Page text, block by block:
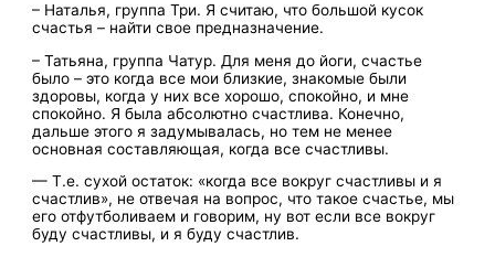
– Наталья, группа Три. Я считаю, что большой кусок
счастья – найти свое предназначение.
– Татьяна, группа Чатур. Для меня до йоги, счастье
было – это когда все мои близкие, знакомые были
здоровы, когда у них все хорошо, спокойно, и мне
спокойно. Я была абсолютно счастлива. Конечно,
дальше этого я задумывалась, но тем не менее
основная составляющая, когда все счастливы.
— Т.е. сухой остаток: «когда все вокруг счастливы и я
счастлив», не отвечая на вопрос, что такое счастье, мы
его отфутболиваем и говорим, ну вот если все вокруг
буду счастливы, и я буду счастлив.